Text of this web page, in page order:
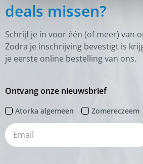
deals missen?
Schrijf je in voor één (of meer) van
Zodra je inschrijving bevestigt is
je eerste online bestelling van ons.
Ontvang onze nieuwsbrief
Atorka algemeen Zomereczeem